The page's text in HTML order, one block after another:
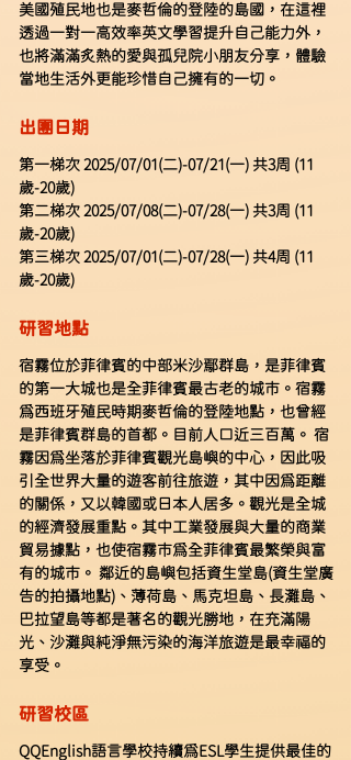
美國殖民地也是麥哲倫的登陸的島國，在這裡
透過一對一高效率英文學習提升自己能力外，
也將滿滿炙熱的愛與孤兒院小朋友分享，體驗
當地生活外更能珍惜自己擁有的一切。
出團日期
第一梯次 2025/07/01(二)-07/21(一) 共3周 (11
歲-20歲)
第二梯次 2025/07/08(二)-07/28(一) 共3周 (11
歲-20歲)
第三梯次 2025/07/01(二)-07/28(一) 共4周 (11
歲-20歲)
研習地點
宿霧位於菲律賓的中部米沙鄢群島，是菲律賓
的第一大城也是全菲律賓最古老的城市。宿霧
為西班牙殖民時期麥哲倫的登陸地點，也曾經
是菲律賓群島的首都。目前人口近三百萬。 宿
霧因為坐落於菲律賓觀光島嶼的中心，因此吸
引全世界大量的遊客前往旅遊，其中因為距離
的關係，又以韓國或日本人居多。觀光是全城
的經濟發展重點。其中工業發展與大量的商業
貿易據點，也使宿霧市為全菲律賓最繁榮與富
有的城市。 鄰近的島嶼包括資生堂島(資生堂廣
告的拍攝地點)、薄荷島、馬克坦島、長灘島、
巴拉望島等都是著名的觀光勝地，在充滿陽
光、沙灘與純淨無污染的海洋旅遊是最幸福的
享受。
研習校區
QQEnglish語言學校持續為ESL學生提供最佳的